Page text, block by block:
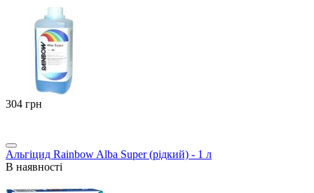
‍304‍ грн
Альгіцид Rainbow Alba Super (рідкий) - 1 л
В наявності